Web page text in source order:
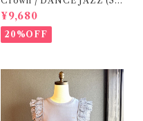
2cm / 6:24-24,5 ) Black
¥9,680
20%OFF